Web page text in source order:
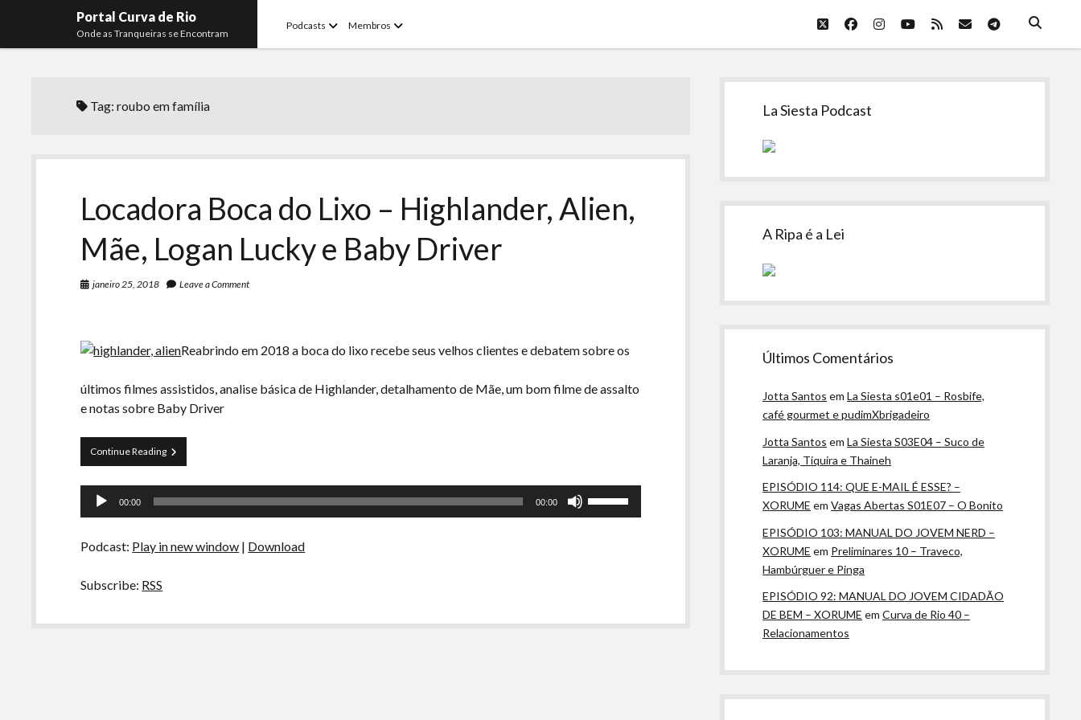
Portal Curva de Rio
Onde as Tranqueiras se Encontram
Podcasts openMembros open
twitterfacebookinstagram
youtube
rss emailtelegram
Tag:roubo em família
Locadora Boca do Lixo – Highlander, Alien,
Mãe, Logan Lucky e Baby Driver
janeiro 25, 2018 Leave a Comment
Reabrindo em 2018 a boca do lixo recebe seus velhos clientes e debatem sobre os
últimos filmes assistidos, analise básica de Highlander, detalhamento de Mãe, um bom filme de assalto
e notas sobre Baby Driver
Continue ReadingLocadora
Boca
–
Mãe,
Driver
Tocador
00:00 00:00
Podcast: Play in new window | Download
Subscribe: RSS
Sidebar
La Siesta Podcast
A Ripa é a Lei
Últimos Comentários
Jotta Santos emLa Siesta s01e01 – Rosbife,
café gourmet e pudimXbrigadeiro
Jotta Santos emLa Siesta S03E04 – Suco de
Laranja, Tiquira e Thaineh
EPISÓDIO 114: QUE E-MAIL É ESSE? –
XORUME emVagas Abertas S01E07 – O Bonito
EPISÓDIO 103: MANUAL DO JOVEM NERD –
XORUME em Preliminares 10 – Traveco,
Hambúrguer e Pinga
EPISÓDIO 92: MANUAL DO JOVEM CIDADÃO
DE BEM – XORUME emCurva de Rio 40 –
Relacionamentos